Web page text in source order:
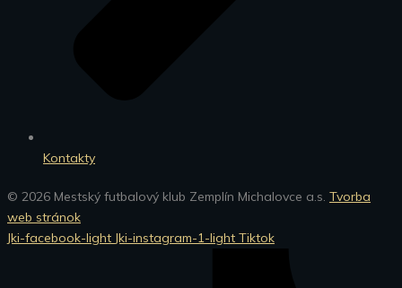
Kontakty
© 2026 Mestský futbalový klub Zemplín Michalovce a.s. Tvorba
web stránok
Jki-facebook-light Jki-instagram-1-light Tiktok